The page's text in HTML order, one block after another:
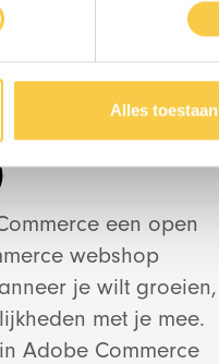
Alles toestaan
een open
webshop
je wilt groeien,
met je mee.
Adobe Commerce